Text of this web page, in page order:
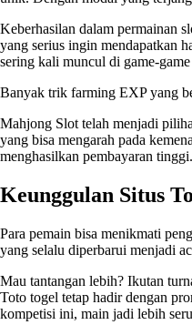
Keberhasilan dalam permainan
yang serius ingin mendapatkan
sering kali muncul di game-
Banyak trik farming EXP yang
Mahjong Slot telah menjadi
yang bisa mengarah pada
menghasilkan pembayaran
Keunggulan Situs
Para pemain bisa menikmati
yang selalu diperbarui menjadi
Mau tantangan lebih? Ikutan
Toto togel tetap hadir dengan
kompetisi ini, main jadi lebih